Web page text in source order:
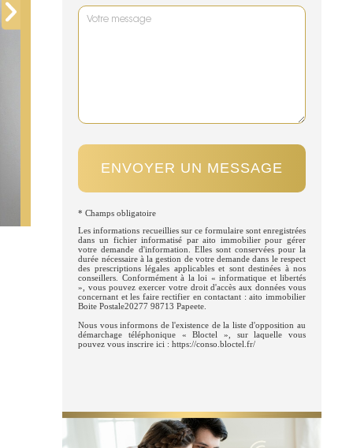
ENVOYER UN MESSAGE
* Champs obligatoire
Les informations recueillies sur ce formulaire sont enregistrées
dans un fichier informatisé par aito immobilier pour gérer
votre demande d'information. Elles sont conservées pour la
durée nécessaire à la gestion de votre demande dans le respect
des prescriptions légales applicables et sont destinées à nos
conseillers. Conformément à la loi « informatique et libertés
», vous pouvez exercer votre droit d'accès aux données vous
concernant et les faire rectifier en contactant : aito immobilier
Boite Postale20277 98713 Papeete.
Nous vous informons de l'existence de la liste d'opposition au
démarchage téléphonique « Bloctel », sur laquelle vous
pouvez vous inscrire ici : https://conso.bloctel.fr/